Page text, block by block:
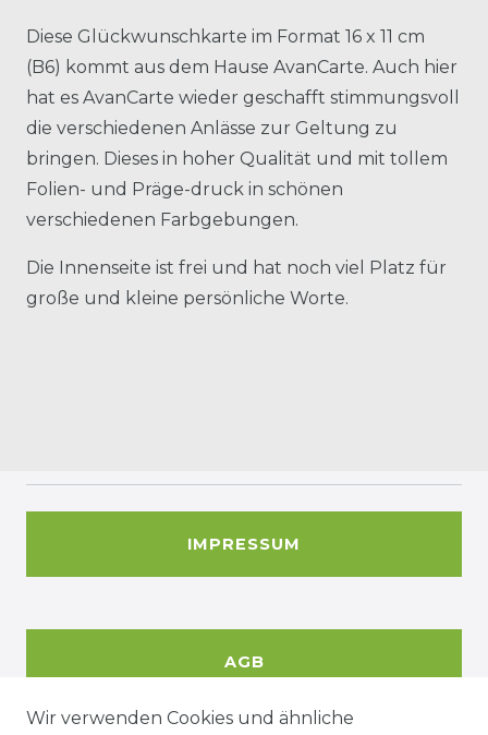
Diese Glückwunschkarte im Format 16 x 11 cm
(B6) kommt aus dem Hause AvanCarte. Auch hier
hat es AvanCarte wieder geschafft stimmungsvoll
die verschiedenen Anlässe zur Geltung zu
bringen. Dieses in hoher Qualität und mit tollem
Folien- und Präge-druck in schönen
verschiedenen Farbgebungen.
Die Innenseite ist frei und hat noch viel Platz für
große und kleine persönliche Worte.
IMPRESSUM
AGB
Wir verwenden Cookies und ähnliche